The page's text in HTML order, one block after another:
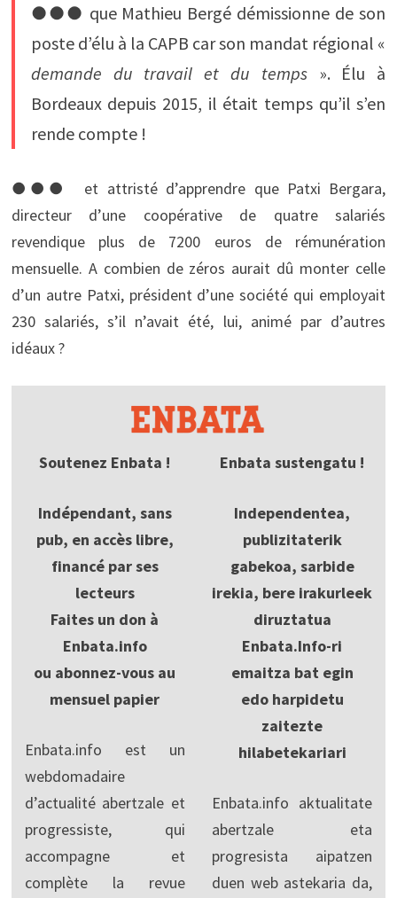
●●● que Mathieu Bergé démissionne de son
poste d’élu à la CAPB car son mandat régional «
demande du travail et du temps». Élu à
Bordeaux depuis 2015, il était temps qu’il s’en
rende compte !
●●● et attristé d’apprendre que Patxi Bergara,
directeur d’une coopérative de quatre salariés
revendique plus de 7200 euros de rémunération
mensuelle. A combien de zéros aurait dû monter celle
d’un autre Patxi, président d’une société qui employait
230 salariés, s’il n’avait été, lui, animé par d’autres
idéaux ?
Soutenez Enbata !
Indépendant, sans
pub, en accès libre,
financé par ses
lecteurs
Faites un don à
Enbata.info
ou abonnez-vous au
mensuel papier
Enbata.info est un
webdomadaire
d’actualité abertzale et
progressiste, qui
accompagne et
complète la revue
Enbata sustengatu !
Independentea,
publizitaterik
gabekoa, sarbide
irekia, bere irakurleek
diruztatua
Enbata.Info-ri
emaitza bat egin
edo harpidetu
zaitezte
hilabetekariari
Enbata.info aktualitate
abertzale eta
progresista aipatzen
duen web astekaria da,